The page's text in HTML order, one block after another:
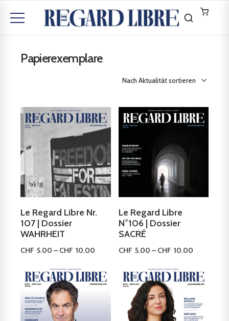
Papierexemplare
Le Regard Libre Nr.
107 | Dossier
WAHRHEIT
CHF 5.00 – CHF 10.00
Le Regard Libre
N°106 | Dossier
SACRÉ
CHF 5.00 – CHF 10.00